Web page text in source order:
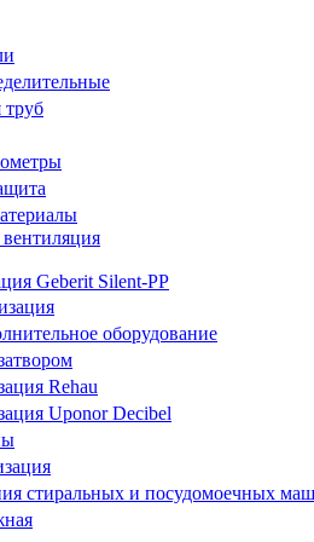
труб
Geberit Silent-PP
оборудование
Rehau
Uponor Decibel
стиральных и посудомоечных